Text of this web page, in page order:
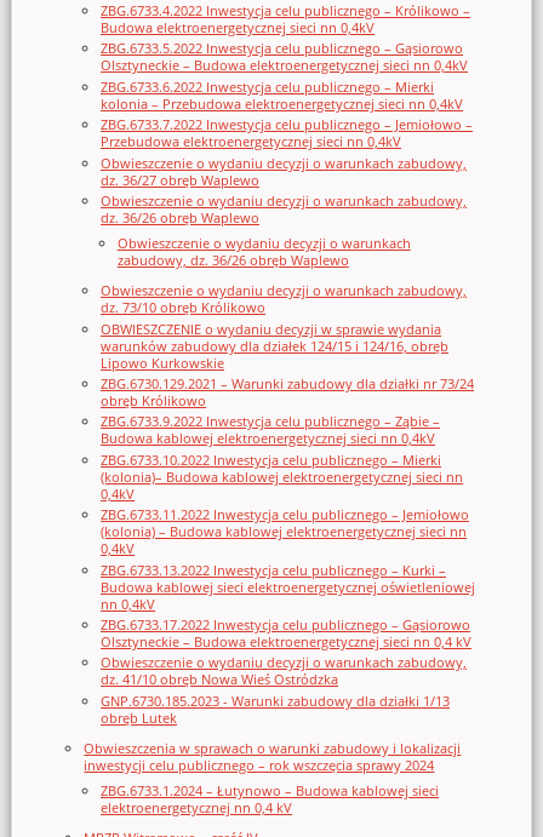
ZBG.6733.4.2022 Inwestycja celu publicznego – Królikowo –
Budowa elektroenergetycznej sieci nn 0,4kV
ZBG.6733.5.2022 Inwestycja celu publicznego – Gąsiorowo
Olsztyneckie – Budowa elektroenergetycznej sieci nn 0,4kV
ZBG.6733.6.2022 Inwestycja celu publicznego – Mierki
kolonia – Przebudowa elektroenergetycznej sieci nn 0,4kV
ZBG.6733.7.2022 Inwestycja celu publicznego – Jemiołowo –
Przebudowa elektroenergetycznej sieci nn 0,4kV
Obwieszczenie o wydaniu decyzji o warunkach zabudowy,
dz. 36/27 obręb Waplewo
Obwieszczenie o wydaniu decyzji o warunkach zabudowy,
dz. 36/26 obręb Waplewo
Obwieszczenie o wydaniu decyzji o warunkach
zabudowy, dz. 36/26 obręb Waplewo
Obwieszczenie o wydaniu decyzji o warunkach zabudowy,
dz. 73/10 obręb Królikowo
OBWIESZCZENIE o wydaniu decyzji w sprawie wydania
warunków zabudowy dla działek 124/15 i 124/16, obręb
Lipowo Kurkowskie
ZBG.6730.129.2021 – Warunki zabudowy dla działki nr 73/24
obręb Królikowo
ZBG.6733.9.2022 Inwestycja celu publicznego – Ząbie –
Budowa kablowej elektroenergetycznej sieci nn 0,4kV
ZBG.6733.10.2022 Inwestycja celu publicznego – Mierki
(kolonia)– Budowa kablowej elektroenergetycznej sieci nn
0,4kV
ZBG.6733.11.2022 Inwestycja celu publicznego – Jemiołowo
(kolonia) – Budowa kablowej elektroenergetycznej sieci nn
0,4kV
ZBG.6733.13.2022 Inwestycja celu publicznego – Kurki –
Budowa kablowej sieci elektroenergetycznej oświetleniowej
nn 0,4kV
ZBG.6733.17.2022 Inwestycja celu publicznego – Gąsiorowo
Olsztyneckie – Budowa elektroenergetycznej sieci nn 0,4 kV
Obwieszczenie o wydaniu decyzji o warunkach zabudowy,
dz. 41/10 obręb Nowa Wieś Ostródzka
GNP.6730.185.2023 - Warunki zabudowy dla działki 1/13
obręb Lutek
Obwieszczenia w sprawach o warunki zabudowy i lokalizacji
inwestycji celu publicznego – rok wszczęcia sprawy 2024
ZBG.6733.1.2024 – Łutynowo – Budowa kablowej sieci
elektroenergetycznej nn 0,4 kV